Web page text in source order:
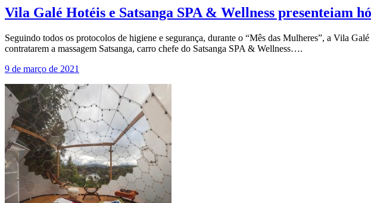
Vila Galé Hotéis e Satsanga SPA & Wellness presenteiam
Seguindo todos os protocolos de higiene e segurança, durante o “Mês das Mulheres”, a Vila
contratarem a massagem Satsanga, carro chefe do Satsanga SPA & Wellness….
9 de março de 2021